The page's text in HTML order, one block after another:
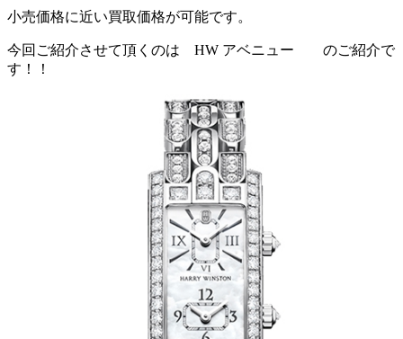
小売価格に近い買取価格が可能です。
今回ご紹介させて頂くのは HW アベニュー のご紹介で
す！！